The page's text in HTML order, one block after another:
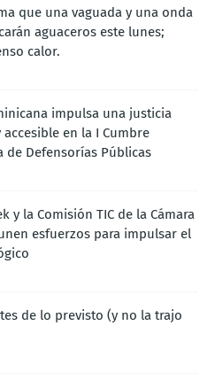
que una vaguada y una onda
aguaceros este lunes;
calor.
impulsa una justicia
en la I Cumbre
de Defensorías Públicas
y la Comisión TIC de la Cámara
esfuerzos para impulsar el
de lo previsto (y no la trajo